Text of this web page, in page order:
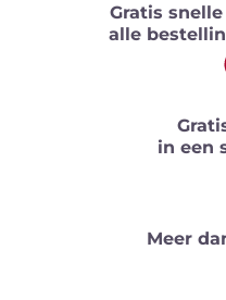
Gratis
alle
in een
Meer